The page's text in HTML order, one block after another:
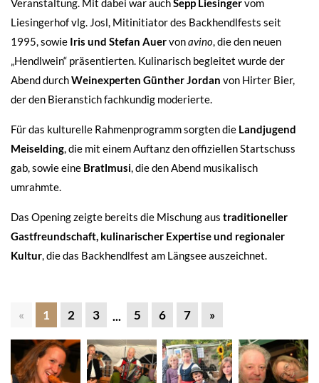
Veranstaltung. Mit dabei war auchSepp Liesingervom
Liesingerhof vlg. Josl, Mitinitiator des Backhendlfests seit
1995, sowie Iris und Stefan Auervonavino, die den neuen
„Hendlwein“ präsentierten. Kulinarisch begleitet wurde der
Abend durchWeinexperten Günther Jordan von Hirter Bier,
der den Bieranstich fachkundig moderierte.
Für das kulturelle Rahmenprogramm sorgten die Landjugend
Meiselding, die mit einem Auftanz den offiziellen Startschuss
gab, sowie eine Bratlmusi, die den Abend musikalisch
umrahmte.
Das Opening zeigte bereits die Mischung aus traditioneller
Gastfreundschaft, kulinarischer Expertise und regionaler
Kultur, die das Backhendlfest am Längsee auszeichnet.
« 1 2 3 ... 5 6 7 »